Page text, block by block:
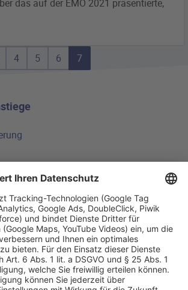
das auf der EMO 2021 präsentierte,
4 5 6 7